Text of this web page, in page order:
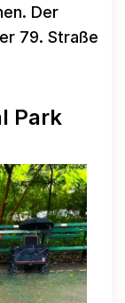
Der
79. Straße
Park